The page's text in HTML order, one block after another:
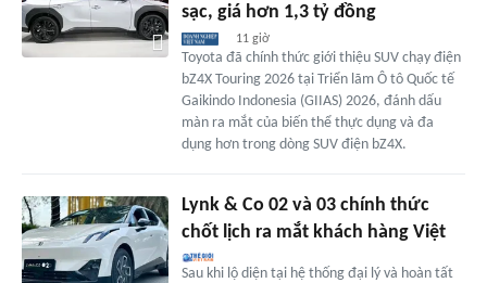
sạc, giá hơn 1,3 tỷ đồng
11 giờ
Toyota đã chính thức giới thiệu SUV chạy điện
bZ4X Touring 2026 tại Triển lãm Ô tô Quốc tế
Gaikindo Indonesia (GIIAS) 2026, đánh dấu
màn ra mắt của biến thể thực dụng và đa
dụng hơn trong dòng SUV điện bZ4X.
Lynk & Co 02 và 03 chính thức
chốt lịch ra mắt khách hàng Việt
Sau khi lộ diện tại hệ thống đại lý và hoàn tất